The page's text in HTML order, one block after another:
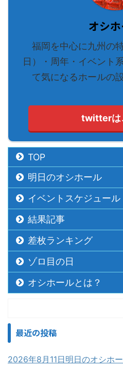
オシ
福岡を中心に九州の
日）・周年・イベント
て気になるホールの
twitterは
TOP
明日のオシホール
イベントスケジュール
結果記事
差枚ランキング
ゾロ目の日
オシホールとは？
最近の投稿
2026年8月11日明日のオシホ